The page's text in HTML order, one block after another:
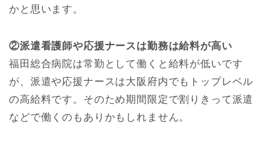
かと思います。
②派遣看護師や応援ナースは勤務は給料が高い
福田総合病院は常勤として働くと給料が低いです
が、派遣や応援ナースは大阪府内でもトップレベル
の高給料です。そのため期間限定で割りきって派遣
などで働くのもありかもしれません。